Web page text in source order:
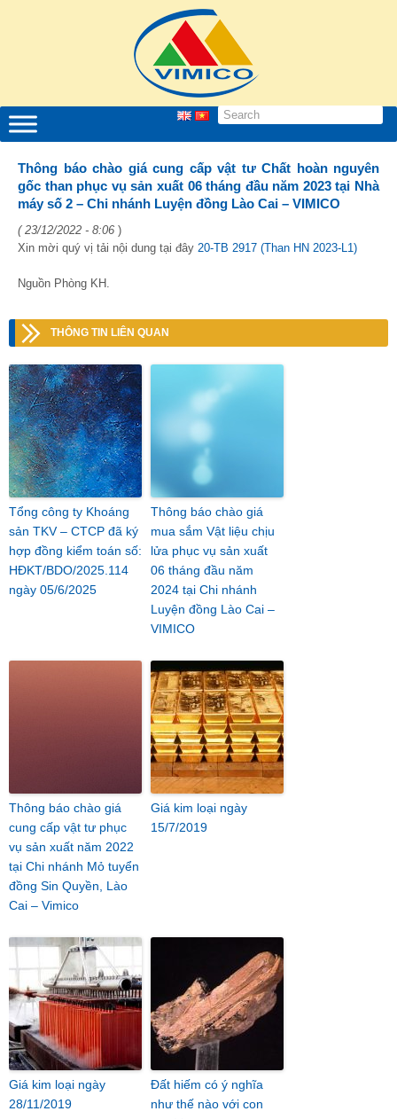
Thông báo chào giá cung cấp vật tư Chất hoàn nguyên
gốc than phục vụ sản xuất 06 tháng đầu năm 2023 tại Nhà
máy số 2 – Chi nhánh Luyện đồng Lào Cai – VIMICO
( 23/12/2022 - 8:06 )
Xin mời quý vị tải nội dung tại đây 20-TB 2917 (Than HN 2023-L1)
Nguồn Phòng KH.
THÔNG TIN LIÊN QUAN
Tổng công ty Khoáng
sản TKV – CTCP đã ký
hợp đồng kiểm toán số:
HĐKT/BDO/2025.114
ngày 05/6/2025
Thông báo chào giá
mua sắm Vật liệu chịu
lửa phục vụ sản xuất
06 tháng đầu năm
2024 tại Chi nhánh
Luyện đồng Lào Cai –
VIMICO
Thông báo chào giá
cung cấp vật tư phục
vụ sản xuất năm 2022
tại Chi nhánh Mỏ tuyển
đồng Sin Quyền, Lào
Cai – Vimico
Giá kim loại ngày
15/7/2019
Giá kim loại ngày
28/11/2019
Đất hiếm có ý nghĩa
như thế nào với con